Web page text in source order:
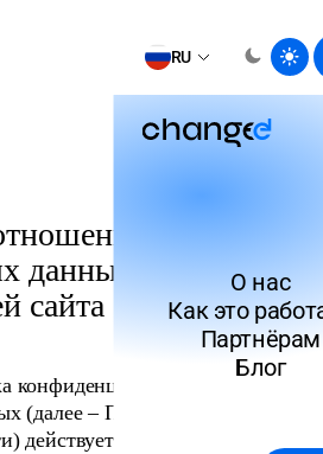
RU
О нас
Как это
Партнёрам
Блог
обработки
данных
сайта
конфиденциальности
(далее – Политика
действует в отношении всей